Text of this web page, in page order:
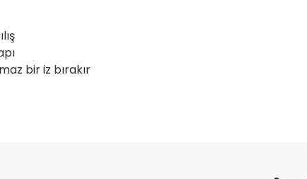
bir iz bırakır